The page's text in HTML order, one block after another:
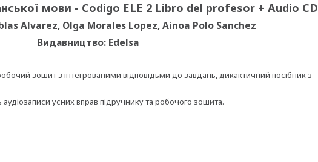
мови - Codigo ELE 2 Libro del profesor + Audio CD
Alvarez, Olga Morales Lopez, Ainoa Polo Sanchez
Видавництво: Edelsa
зошит з інтегрованими відповідьми до завдань, дикактичний посібник з
усних вправ підручнику та робочого зошита.